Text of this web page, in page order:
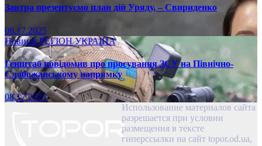
Завтра презентуємо план дій Уряду, – Свириденко
08.17.2025
НовиниРЕГІОНУКРАЇНА
Генштаб повідомив про просування ЗСУ на Північно-
Слобожанському напрямку
08.17.2025
Использование материалов сайта
разрешается при условии
размещения в тексте
гиперссылки на сайт topor.od.ua,